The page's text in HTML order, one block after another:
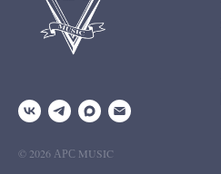
© 2026 АРС MUSIC